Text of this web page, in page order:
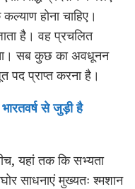
होना चाहिए।
है। वह प्रचलित
सब कुछ का अवधूनन
पद प्राप्त करना है।
से जुड़ी है
यहां तक कि सभ्यता
साधनाएं मुख्यतः श्मशान